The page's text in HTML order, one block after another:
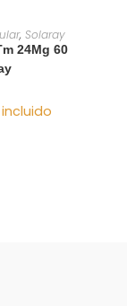
, Solaray
24Mg 60